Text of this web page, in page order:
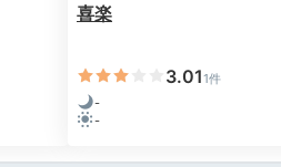
伊豆の名物・金目鯛の煮付な
室風テーブル席で、のんびり
喜楽
3.011件
-
-